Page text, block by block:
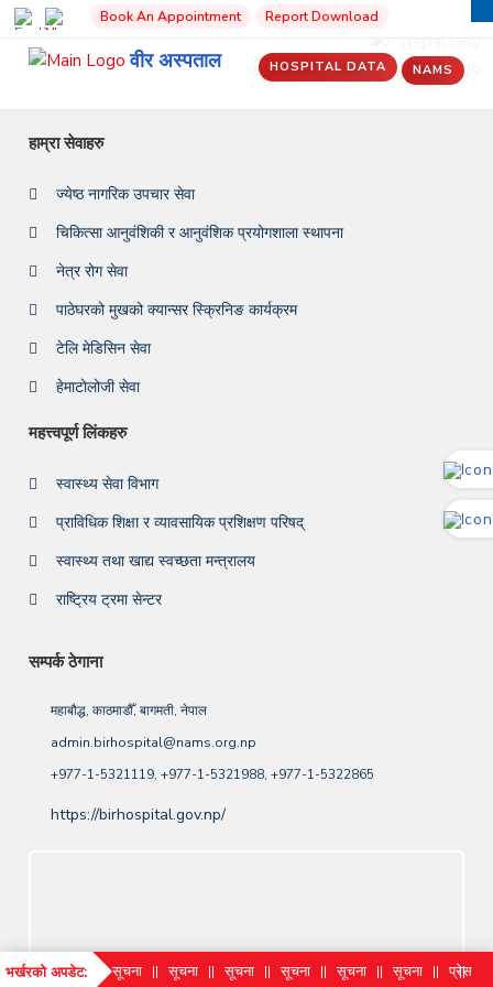
Book An Appointment Report Download
वीर अस्पताल HOSPITAL DATA NAMS
भर्खरको अपडेट:
सूचना सूचना सूचना सूचना सूचना सूचना सूचना सूचना प्रेस
हाम्रा सेवाहरु
ज्येष्ठ नागरिक उपचार सेवा
चिकित्सा आनुवंशिकी र आनुवंशिक प्रयोगशाला स्थापना
नेत्र रोग सेवा
पाठेघरको मुखको क्यान्सर स्क्रिनिङ कार्यक्रम
टेलि मेडिसिन सेवा
हेमाटोलोजी सेवा
महत्त्वपूर्ण लिंकहरु
स्वास्थ्य सेवा विभाग
प्राविधिक शिक्षा र व्यावसायिक प्रशिक्षण परिषद्
स्वास्थ्य तथा खाद्य स्वच्छता मन्त्रालय
राष्ट्रिय ट्रमा सेन्टर
सम्पर्क ठेगाना
महाबौद्ध, काठमाडौँ, बागमती, नेपाल
admin.birhospital@nams.org.np
+977-1-5321119, +977-1-5321988, +977-1-5322865
https://birhospital.gov.np/